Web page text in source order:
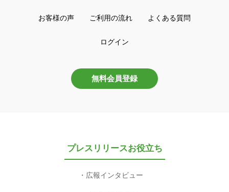
お客様の声 ご利用の流れ よくある質問
ログイン
無料会員登録
プレスリリースお役立ち
広報インタビュー